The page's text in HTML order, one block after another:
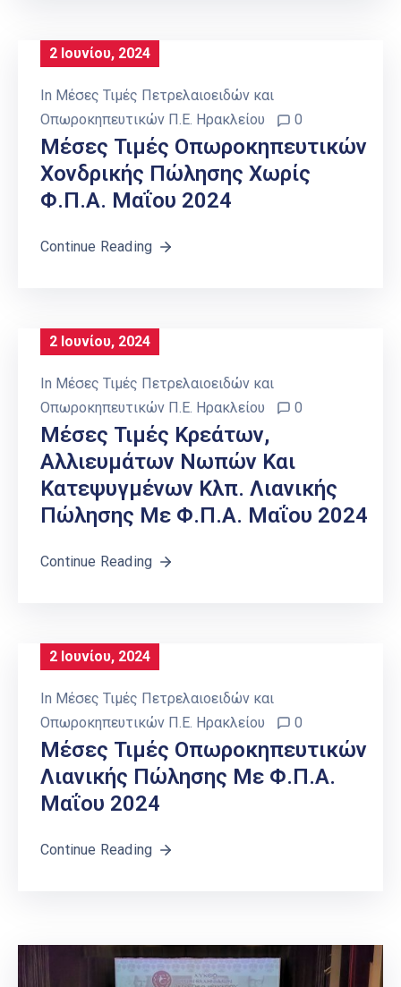
2 Ιουνίου, 2024
In Μέσες Τιμές Πετρελαιοειδών και
Οπωροκηπευτικών Π.Ε. Ηρακλείου
0
Μέσες Τιμές Οπωροκηπευτικών
Χονδρικής Πώλησης Χωρίς
Φ.Π.Α. Μαΐου 2024
Continue Reading
2 Ιουνίου, 2024
In Μέσες Τιμές Πετρελαιοειδών και
Οπωροκηπευτικών Π.Ε. Ηρακλείου
0
Μέσες Τιμές Κρεάτων,
Αλλιευμάτων Νωπών Και
Κατεψυγμένων Κλπ. Λιανικής
Πώλησης Με Φ.Π.Α. Μαΐου 2024
Continue Reading
2 Ιουνίου, 2024
In Μέσες Τιμές Πετρελαιοειδών και
Οπωροκηπευτικών Π.Ε. Ηρακλείου
0
Μέσες Τιμές Οπωροκηπευτικών
Λιανικής Πώλησης Με Φ.Π.Α.
Μαΐου 2024
Continue Reading